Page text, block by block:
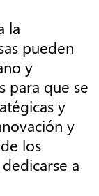
la
pueden
y
para que se
y
y
los
a